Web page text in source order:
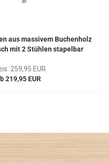
aus massivem Buchenholz
mit 2 Stühlen stapelbar
259,95 EUR
219,95 EUR